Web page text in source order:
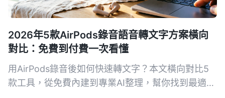
2026年5款AirPods錄音語音轉文字方案橫向
對比：免費到付費一次看懂
用AirPods錄音後如何快速轉文字？本文橫向對比5
款工具，從免費內建到專業AI整理，幫你找到最適合